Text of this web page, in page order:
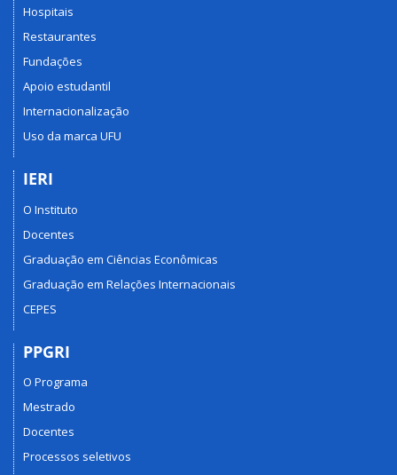
Hospitais
Restaurantes
Fundações
Apoio estudantil
Internacionalização
Uso da marca UFU
IERI
O Instituto
Docentes
Graduação em Ciências Econômicas
Graduação em Relações Internacionais
CEPES
PPGRI
O Programa
Mestrado
Docentes
Processos seletivos